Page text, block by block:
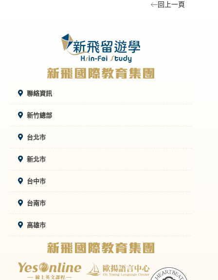
回上一頁
聯絡資訊
新竹總部
台北市
新北市
台中市
台南市
高雄市